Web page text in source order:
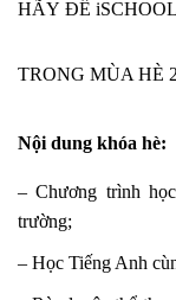
HÃY ĐỂ
TRONG MÙA HÈ
Nội dung khóa hè:
– Chương trình
trường;
– Học Tiếng Anh